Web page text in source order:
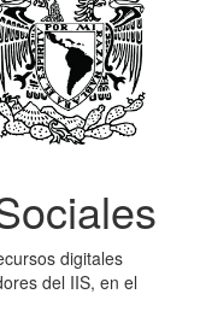
digitales
del IIS, en el